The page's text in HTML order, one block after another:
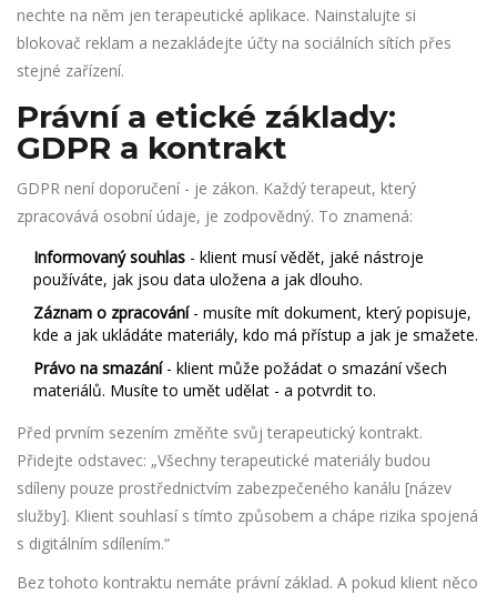
nechte na něm jen terapeutické aplikace. Nainstalujte si
blokovač reklam a nezakládejte účty na sociálních sítích přes
stejné zařízení.
Právní a etické základy:
GDPR a kontrakt
GDPR není doporučení - je zákon. Každý terapeut, který
zpracovává osobní údaje, je zodpovědný. To znamená:
Informovaný souhlas - klient musí vědět, jaké nástroje
používáte, jak jsou data uložena a jak dlouho.
Záznam o zpracování- musíte mít dokument, který popisuje,
kde a jak ukládáte materiály, kdo má přístup a jak je smažete.
Právo na smazání- klient může požádat o smazání všech
materiálů. Musíte to umět udělat - a potvrdit to.
Před prvním sezením změňte svůj terapeutický kontrakt.
Přidejte odstavec: „Všechny terapeutické materiály budou
sdíleny pouze prostřednictvím zabezpečeného kanálu [název
služby]. Klient souhlasí s tímto způsobem a chápe rizika spojená
s digitálním sdílením.“
Bez tohoto kontraktu nemáte právní základ. A pokud klient něco